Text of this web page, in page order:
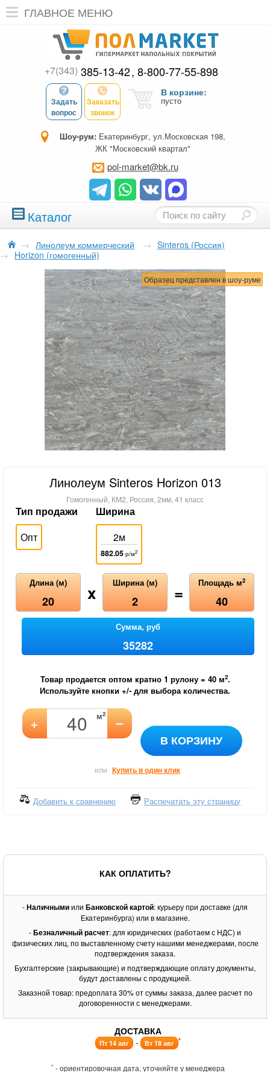
ГЛАВНОЕ МЕНЮ
+7(343) 385-13-42 8-800-77-55-898
Задать
вопрос
Заказать
звонок
В корзине:
пусто
Шоу-рум: Екатеринбург, ул.Московская 198,
ЖК "Московский квартал"
pol-market@bk.ru
Каталог
→ Линолеум коммерческий → Sinteros (Россия)
→ Horizon (гомогенный)
Образец представлен в шоу-руме
Линолеум Sinteros Horizon 013
Гомогенный, КМ2, Россия, 2мм, 41 класс
Тип продажи
Опт
Ширина
2м
882.05 р/м2
Длина (м)
20 x Ширина (м)
2 = Площадь м2
40
Сумма, руб
35282
Товар продается оптом кратно 1 рулону = 40м2.
Используйте кнопки +/- для выбора количества.
+ м2 –
В КОРЗИНУ
или Купить в один клик
Добавить к сравнению Распечатать эту страницу
КАК ОПЛАТИТЬ?
-Наличнымиили Банковской картой: курьеру при доставке (для
Екатеринбурга) или в магазине.
-Безналичный расчет: для юридических (работаем с НДС) и
физических лиц, по выставленному счету нашими менеджерами, после
подтверждения заказа.
Бухгалтерские (закрывающие) и подтверждающие оплату документы,
будут доставлены с продукцией.
Заказной товар: предоплата 30% от суммы заказа, далее расчет по
договоренности с менеджерами.
ДОСТАВКА
Пт 14 авг - Вт 18 авг *
* - ориентировочная дата, уточняйте у менеджера